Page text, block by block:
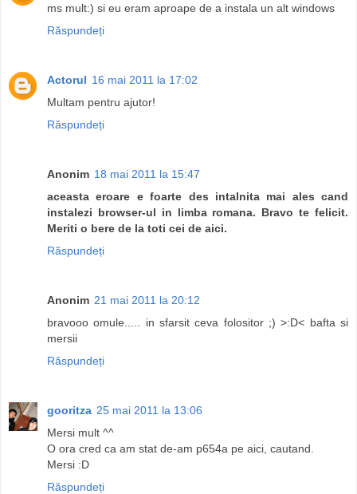
ms mult:) si eu eram aproape de a instala un alt windows
Răspundeți
Actorul 16 mai 2011 la 17:02
Multam pentru ajutor!
Răspundeți
Anonim 18 mai 2011 la 15:47
aceasta eroare e foarte des intalnita mai ales cand
instalezi browser-ul in limba romana. Bravo te felicit.
Meriti o bere de la toti cei de aici.
Răspundeți
Anonim 21 mai 2011 la 20:12
bravooo omule..... in sfarsit ceva folositor ;) >:D< bafta si
mersii
Răspundeți
gooritza 25 mai 2011 la 13:06
Mersi mult ^^
O ora cred ca am stat de-am p654a pe aici, cautand.
Mersi :D
Răspundeți